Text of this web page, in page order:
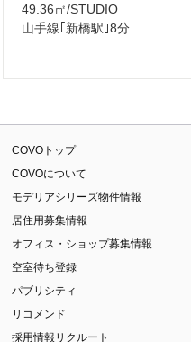
49.36㎡/STUDIO
山手線｢新橋駅｣8分
COVOトップ
COVOについて
モデリアシリーズ物件情報
居住用募集情報
オフィス・ショップ募集情報
空室待ち登録
パブリシティ
リコメンド
採用情報リクルート